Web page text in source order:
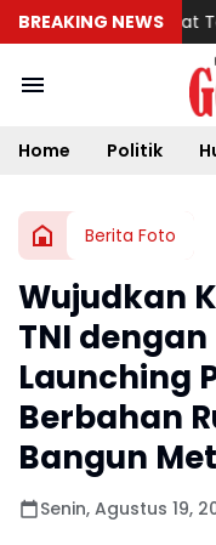
BREAKING NEWS
Matra Darat Tahun
Home Politik
Berita Foto
Wujudkan
TNI dengan
Launching
Berbahan
Bangun
Senin, Agustus 19,